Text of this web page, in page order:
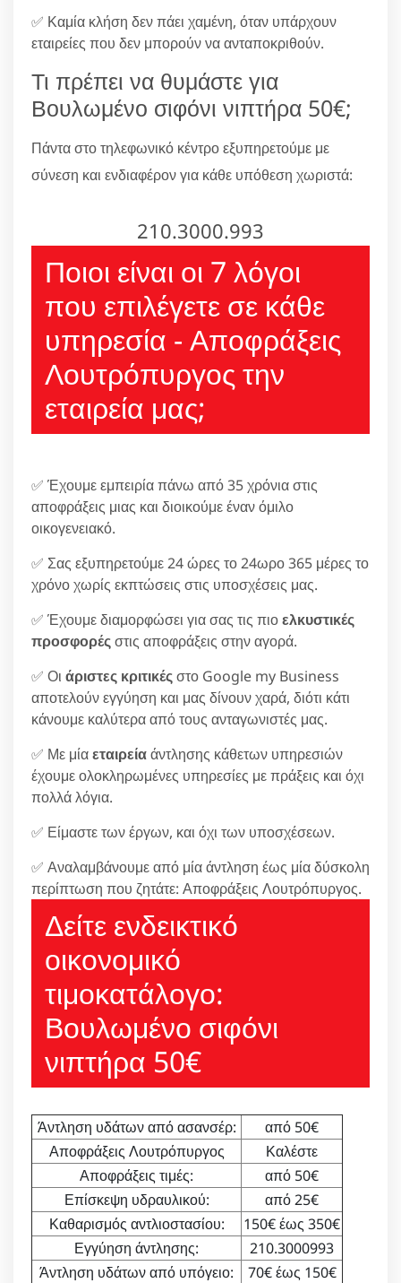
✅ Καμία κλήση δεν πάει χαμένη, όταν υπάρχουν
εταιρείες που δεν μπορούν να ανταποκριθούν.
Τι πρέπει να θυμάστε για
Βουλωμένο σιφόνι νιπτήρα 50€;
Πάντα στο τηλεφωνικό κέντρο εξυπηρετούμε με
σύνεση και ενδιαφέρον για κάθε υπόθεση χωριστά:
210.3000.993
Ποιοι είναι οι 7 λόγοι
που επιλέγετε σε κάθε
υπηρεσία - Αποφράξεις
Λουτρόπυργος την
εταιρεία μας;
✅ Έχουμε εμπειρία πάνω από 35 χρόνια στις
αποφράξεις μιας και διοικούμε έναν όμιλο
οικογενειακό.
✅ Σας εξυπηρετούμε 24 ώρες το 24ωρο 365 μέρες το
χρόνο χωρίς εκπτώσεις στις υποσχέσεις μας.
✅ Έχουμε διαμορφώσει για σας τις πιοελκυστικές
προσφορέςστις αποφράξεις στην αγορά.
✅ Οι άριστες κριτικέςστο Google my Business
αποτελούν εγγύηση και μας δίνουν χαρά, διότι κάτι
κάνουμε καλύτερα από τους ανταγωνιστές μας.
✅ Με μίαεταιρείαάντλησης κάθετων υπηρεσιών
έχουμε ολοκληρωμένες υπηρεσίες με πράξεις και όχι
πολλά λόγια.
✅ Είμαστε των έργων, και όχι των υποσχέσεων.
✅ Αναλαμβάνουμε από μία άντληση έως μία δύσκολη
περίπτωση που ζητάτε: Αποφράξεις Λουτρόπυργος.
Δείτε ενδεικτικό
οικονομικό
τιμοκατάλογο:
Βουλωμένο σιφόνι
νιπτήρα 50€
Άντληση υδάτων από ασανσέρ:
από 50€
Αποφράξεις Λουτρόπυργος
Καλέστε
Αποφράξεις τιμές:
από 50€
Επίσκεψη υδραυλικού:
από 25€
Καθαρισμός αντλιοστασίου:
150€ έως 350€
Εγγύηση άντλησης:
210.3000993
Άντληση υδάτων από υπόγειο:
70€ έως 150€